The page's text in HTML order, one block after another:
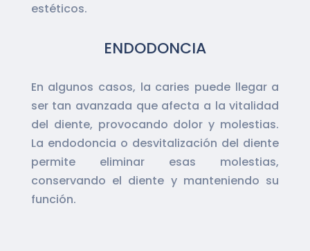
estéticos.
ENDODONCIA
En algunos casos, la caries puede llegar a
ser tan avanzada que afecta a la vitalidad
del diente, provocando dolor y molestias.
La endodoncia o desvitalización del diente
permite eliminar esas molestias,
conservando el diente y manteniendo su
función.